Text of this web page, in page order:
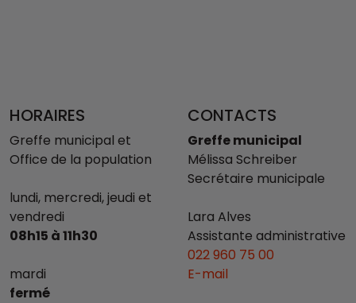
HORAIRES
Greffe municipal et
Office de la population
lundi, mercredi, jeudi et
vendredi
08h15 à 11h30
mardi
fermé
CONTACTS
Greffe municipal
Mélissa Schreiber
Secrétaire municipale
Lara Alves
Assistante administrative
022 960 75 00
E-mail